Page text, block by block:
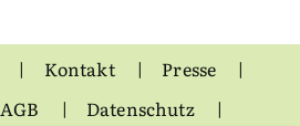
Kontakt
Presse
AGB Datenschutz